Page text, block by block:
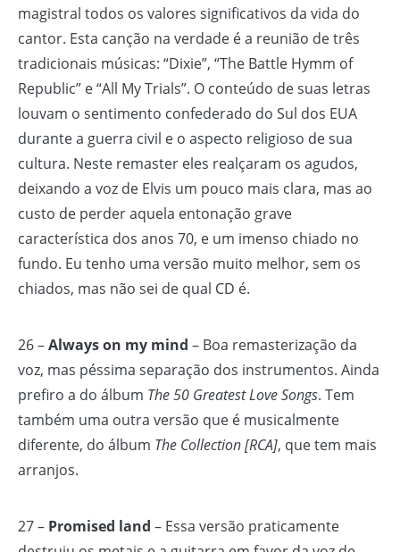
magistral todos os valores significativos da vida do
cantor. Esta canção na verdade é a reunião de três
tradicionais músicas: “Dixie”, “The Battle Hymm of
Republic” e “All My Trials”. O conteúdo de suas letras
louvam o sentimento confederado do Sul dos EUA
durante a guerra civil e o aspecto religioso de sua
cultura. Neste remaster eles realçaram os agudos,
deixando a voz de Elvis um pouco mais clara, mas ao
custo de perder aquela entonação grave
característica dos anos 70, e um imenso chiado no
fundo. Eu tenho uma versão muito melhor, sem os
chiados, mas não sei de qual CD é.
26 –Always on my mind – Boa remasterização da
voz, mas péssima separação dos instrumentos. Ainda
prefiro a do álbum The 50 Greatest Love Songs. Tem
também uma outra versão que é musicalmente
diferente, do álbum The Collection [RCA], que tem mais
arranjos.
27 – Promised land – Essa versão praticamente